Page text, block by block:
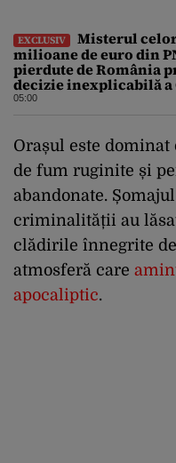
EXCLUSIV
Misterul celor
milioane de euro din
pierdute de România
decizie inexplicabilă a
Gheorghiu. Ultima
05:00
Orașul este
de fum ruginite și
abandonate.
criminalității au
clădirile înnegrite
atmosferă care
apocaliptic.